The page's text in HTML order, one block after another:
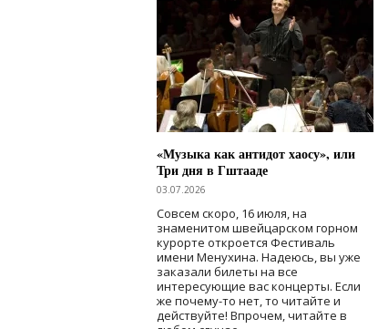
«Музыка как антидот хаосу», или
Три дня в Гштааде
03.07.2026
Совсем скоро, 16 июля, на
знаменитом швейцарском горном
курорте откроется Фестиваль
имени Менухина. Надеюсь, вы уже
заказали билеты на все
интересующие вас концерты. Если
же почему-то нет, то читайте и
действуйте! Впрочем, читайте в